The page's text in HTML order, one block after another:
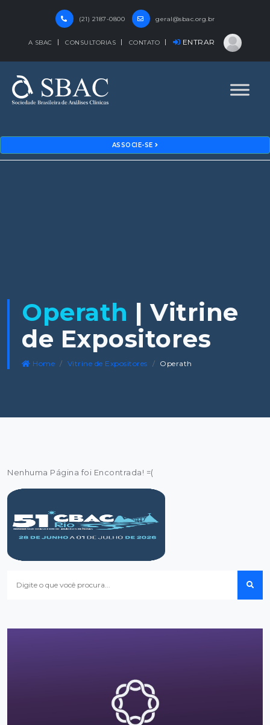
(21) 2187-0800 geral@sbac.org.br
A SBAC CONSULTORIAS CONTATO ENTRAR
ASSOCIE-SE
Operath | Vitrine
de Expositores
Home Vitrine de Expositores Operath
Nenhuma Página foi Encontrada! =(